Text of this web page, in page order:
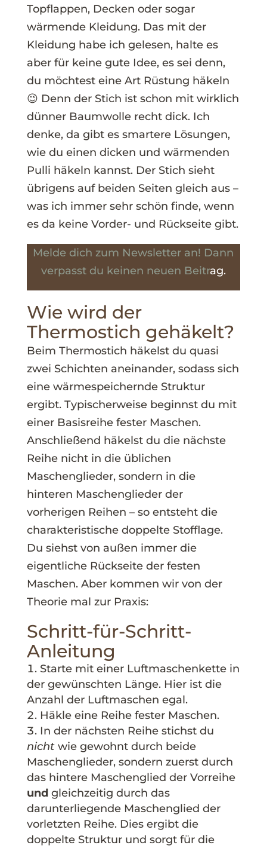
Topflappen, Decken oder sogar
wärmende Kleidung. Das mit der
Kleidung habe ich gelesen, halte es
aber für keine gute Idee, es sei denn,
du möchtest eine Art Rüstung häkeln
😉 Denn der Stich ist schon mit wirklich
dünner Baumwolle recht dick. Ich
denke, da gibt es smartere Lösungen,
wie du einen dicken und wärmenden
Pulli häkeln kannst. Der Stich sieht
übrigens auf beiden Seiten gleich aus –
was ich immer sehr schön finde, wenn
es da keine Vorder- und Rückseite gibt.
Melde dich zum Newsletter an! Dann
verpasst du keinen neuen Beitrag.
Wie wird der
Thermostich gehäkelt?
Beim Thermostich häkelst du quasi
zwei Schichten aneinander, sodass sich
eine wärmespeichernde Struktur
ergibt. Typischerweise beginnst du mit
einer Basisreihe fester Maschen.
Anschließend häkelst du die nächste
Reihe nicht in die üblichen
Maschenglieder, sondern in die
hinteren Maschenglieder der
vorherigen Reihen – so entsteht die
charakteristische doppelte Stofflage.
Du siehst von außen immer die
eigentliche Rückseite der festen
Maschen. Aber kommen wir von der
Theorie mal zur Praxis:
Schritt-für-Schritt-
Anleitung
Starte mit einer Luftmaschenkette in
der gewünschten Länge. Hier ist die
Anzahl der Luftmaschen egal.
Häkle eine Reihe fester Maschen.
In der nächsten Reihe stichst du
nicht wie gewohnt durch beide
Maschenglieder, sondern zuerst durch
das hintere Maschenglied der Vorreihe
und gleichzeitig durch das
darunterliegende Maschenglied der
vorletzten Reihe. Dies ergibt die
doppelte Struktur und sorgt für die